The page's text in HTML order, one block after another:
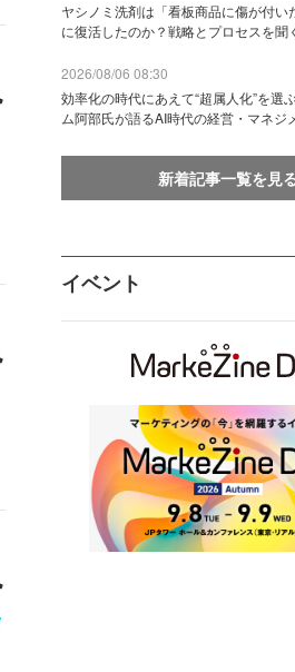
ヤシノミ洗剤は「看板商品に傷が付い
に復活したのか？戦略とプロセスを聞
2026/08/06 08:30
効率化の時代にあえて“超属人化”を
ム阿部氏が語るAI時代の経営・マネジ
新着記事一覧を見
イベント